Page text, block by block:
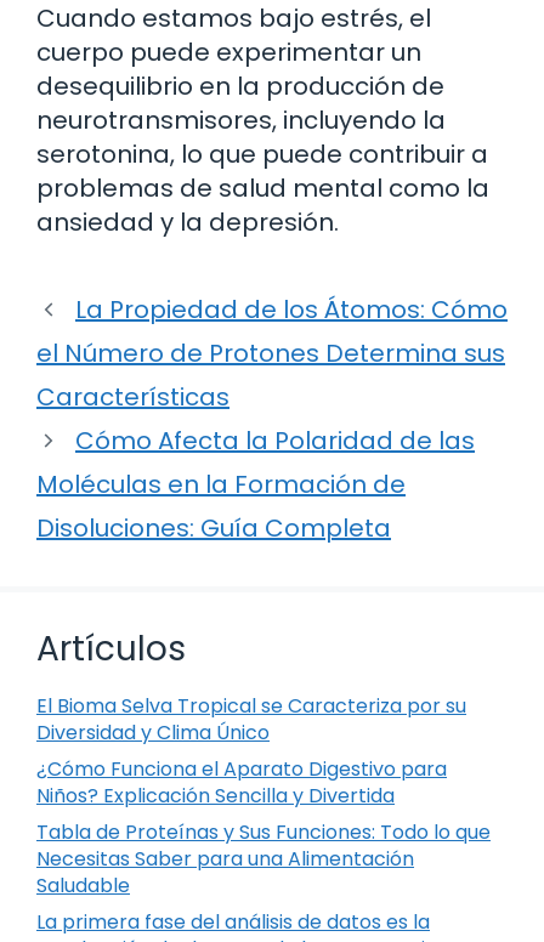
Cuando estamos bajo estrés, el
cuerpo puede experimentar un
desequilibrio en la producción de
neurotransmisores, incluyendo la
serotonina, lo que puede contribuir a
problemas de salud mental como la
ansiedad y la depresión.
La Propiedad de los Átomos: Cómo
el Número de Protones Determina sus
Características
Cómo Afecta la Polaridad de las
Moléculas en la Formación de
Disoluciones: Guía Completa
Artículos
El Bioma Selva Tropical se Caracteriza por su
Diversidad y Clima Único
¿Cómo Funciona el Aparato Digestivo para
Niños? Explicación Sencilla y Divertida
Tabla de Proteínas y Sus Funciones: Todo lo que
Necesitas Saber para una Alimentación
Saludable
La primera fase del análisis de datos es la